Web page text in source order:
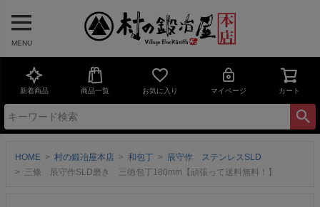
MENU
新着商品 商品一覧 お気に入り マイページ カート
HOME 村の鍛冶屋本店 和包丁
辰守作 ステンレスSLD
三條 辰守作SLD磨き 三徳包丁180mm【頑張って送料無料！】